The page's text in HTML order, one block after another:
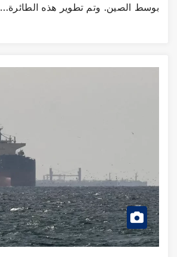
بوسط الصين. وتم تطوير هذه الطائرة…